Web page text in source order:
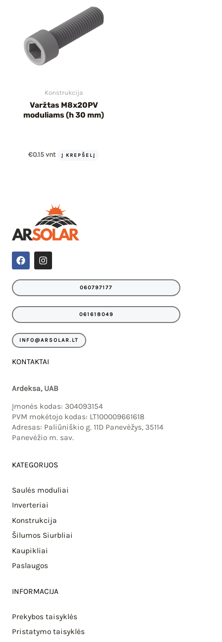
Konstrukcija
Varžtas M8x20PV
moduliams (h 30 mm)
€0.15vnt Į KREPŠELĮ
F
a
e
o
I
n
t
r
060797177
061618049
INFO@ARSOLAR.LT
KONTAKTAI
Ardeksa, UAB
Įmonės kodas: 304093154
PVM mokėtojo kodas: LT100009661618
Adresas: Paliūniškio g. 11D Panevėžys, 35114
Panevėžio m. sav.
KATEGORIJOS
Saulės moduliai
Inverteriai
Konstrukcija
Šilumos Siurbliai
Kaupikliai
Paslaugos
INFORMACIJA
Prekybos taisyklės
Pristatymo taisyklės